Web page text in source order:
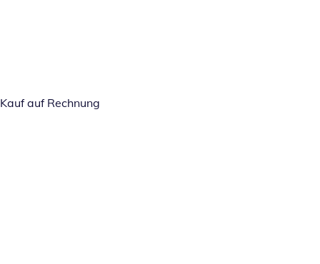
Kauf auf Rechnung